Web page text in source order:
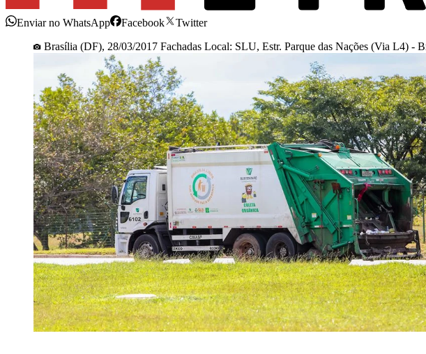
Enviar no WhatsApp Facebook
Twitter
Brasília (DF), 28/03/2017 Fachadas Local: SLU, Estr. Parque das Nações (Via L4) -